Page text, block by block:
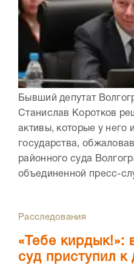
Бывший депутат
Станислав Коротков
активы, которые у него
государства,
районного суда
объединенной пресс-
Расследования
«Тебе кирдык!»:
суд приступил к